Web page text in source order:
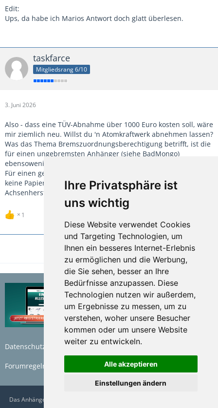
Ihre Privatsphäre ist
uns wichtig
Diese Website verwendet Cookies
und Targeting Technologien, um
Ihnen ein besseres Internet-Erlebnis
zu ermöglichen und die Werbung,
die Sie sehen, besser an Ihre
Bedürfnisse anzupassen. Diese
Technologien nutzen wir außerdem,
um Ergebnisse zu messen, um zu
verstehen, woher unsere Besucher
kommen oder um unsere Website
weiter zu entwickeln.
Alle akzeptieren
Einstellungen ändern
Edit:
Ups, da habe ich Marios Antwort doch glatt überlesen.
taskfarce
Mitgliedsrang 6/10
3. Juni 2026
Also - dass eine TÜV-Abnahme über 1000 Euro kosten soll, wäre
mir ziemlich neu. Willst du 'n Atomkraftwerk abnehmen lassen?
Was das Thema Bremszuordnungsberechtigung betrifft, ist die
für einen ungebremsten Anhänger (siehe BadMongo)
ebensowenig relevant wie für das Atomkraftwerk.
Für einen gebremsten Anhänger natürlich vorzuhalten, falls es
keine Papiere gibt. Aber sowas gibt's von nico.info oder den
Achsenhersteller ohne Probleme.
1
1 2
Datenschutzerklärung Nutzungsbedingungen
Forumregeln
Das AnhängerForum.de wird betrieben von der Bünte Marketplace GmbH